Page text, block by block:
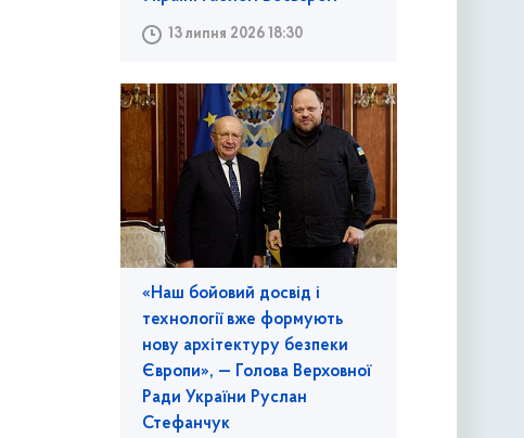
13 липня 2026 18:30
«Наш бойовий досвід і
технології вже формують
нову архітектуру безпеки
Європи», — Голова Верховної
Ради України Руслан
Стефанчук